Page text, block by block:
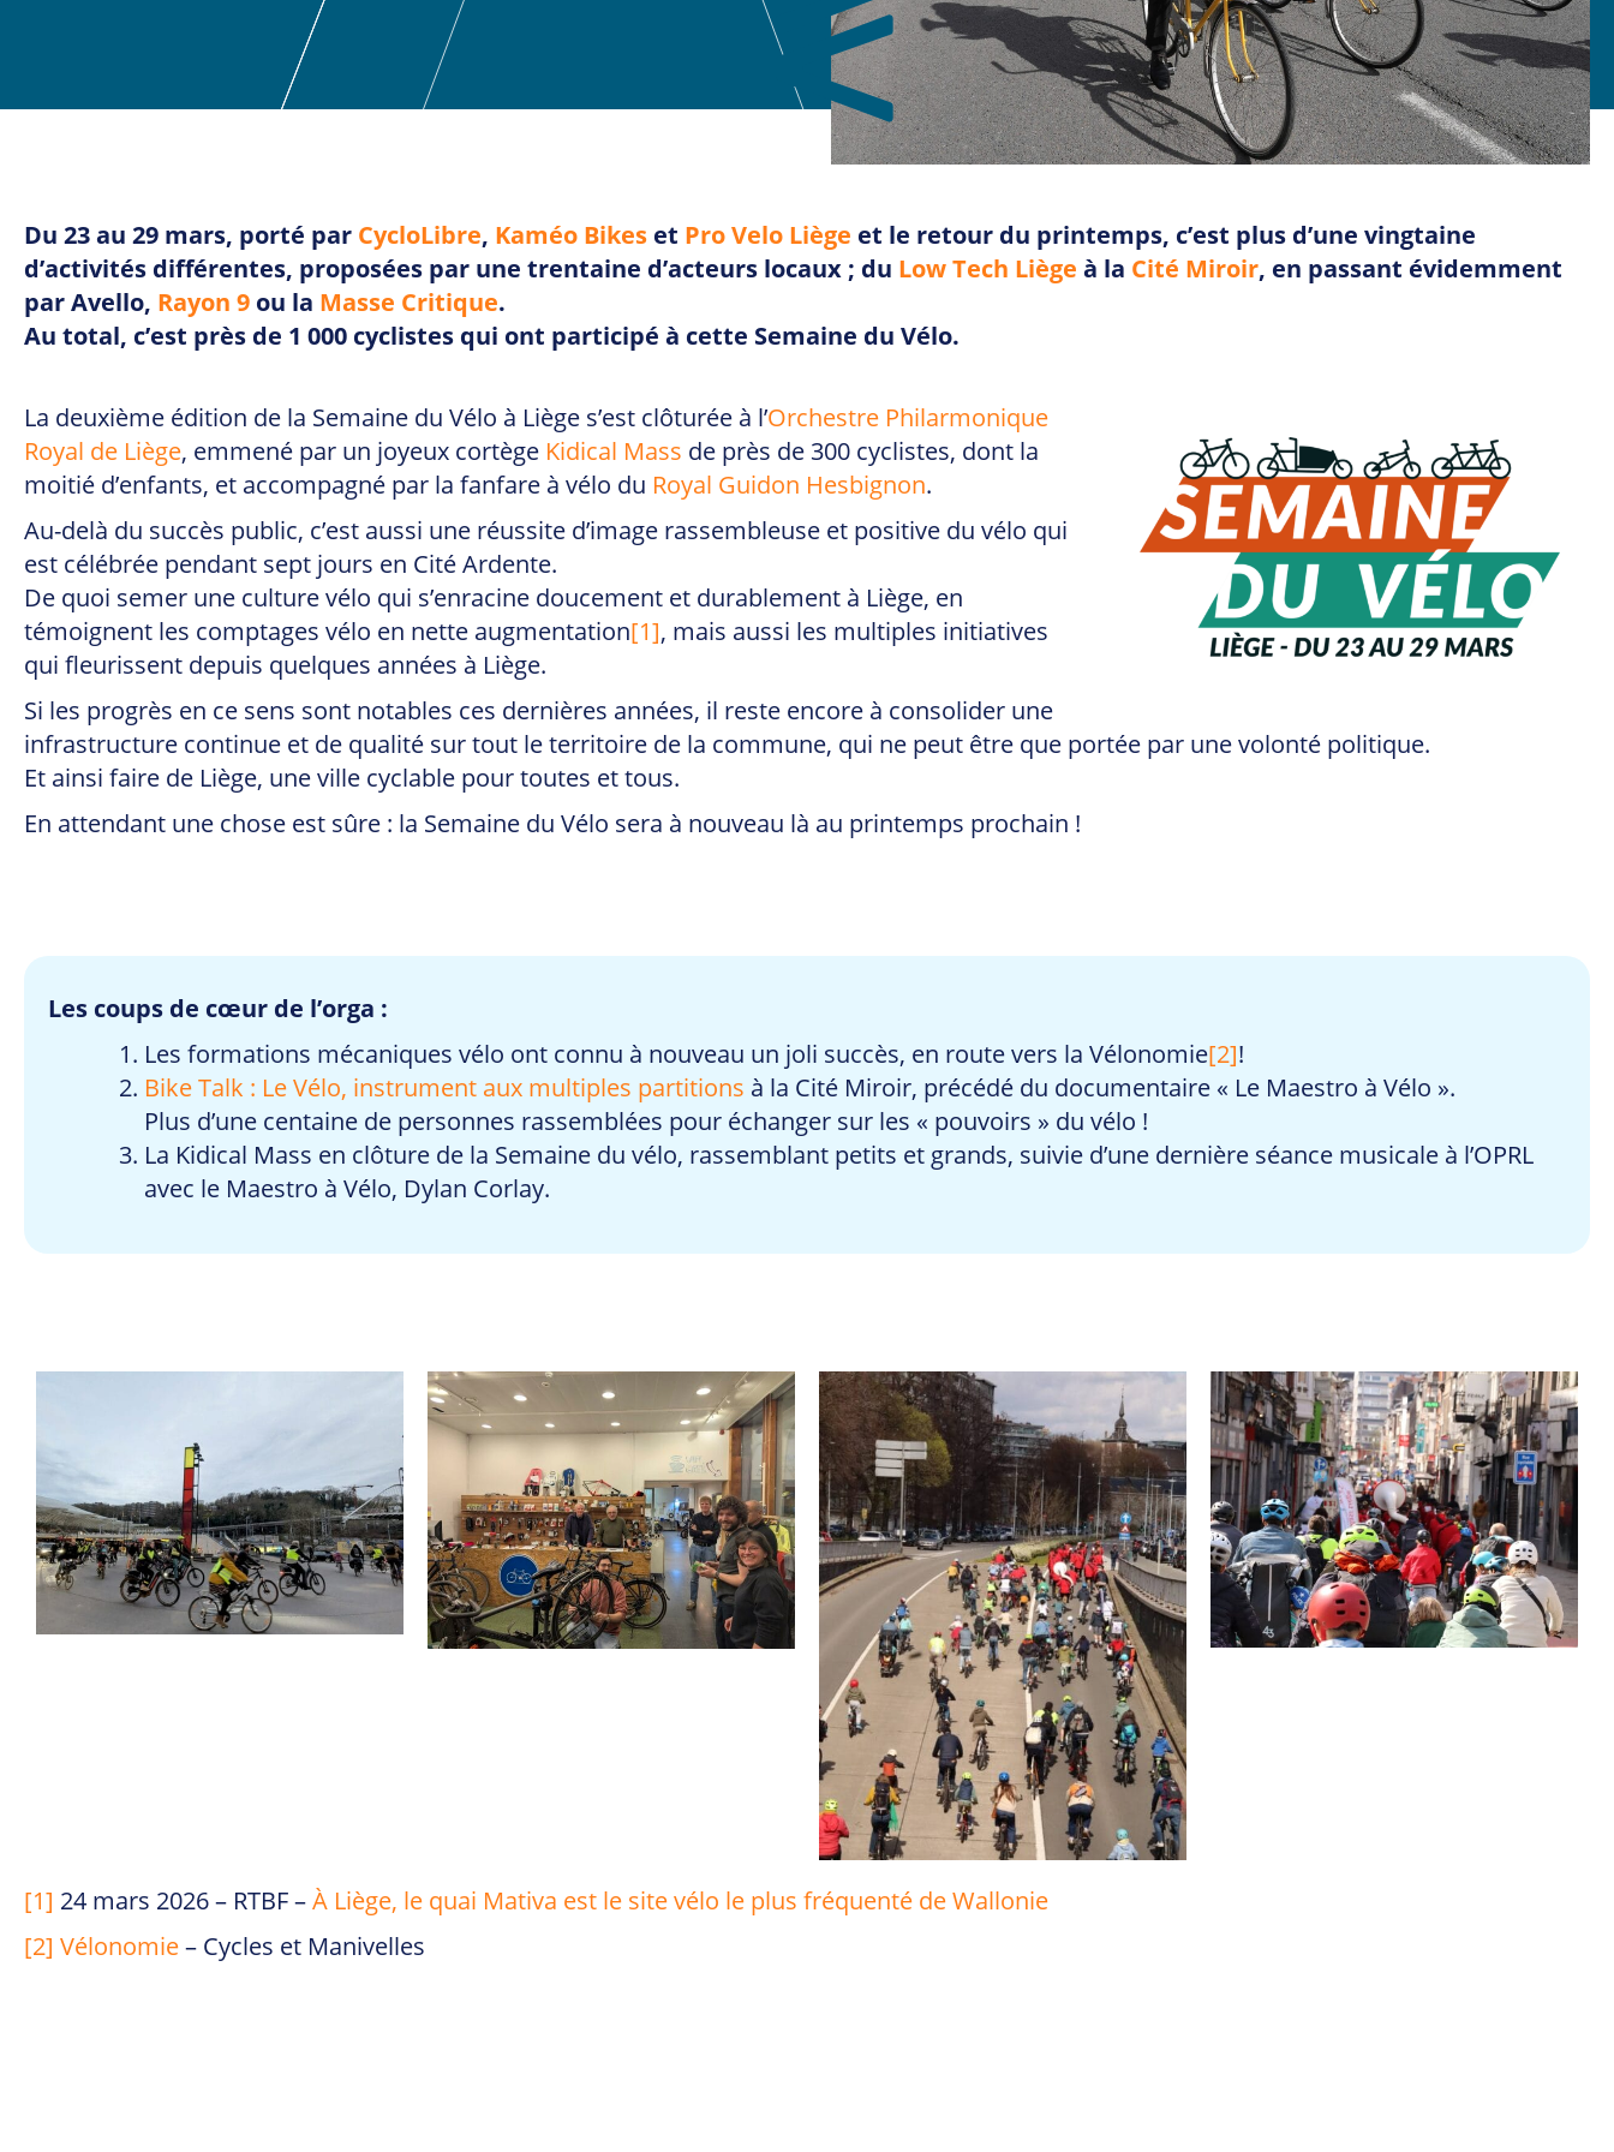
Du 23 au 29 mars, porté par CycloLibre, Kaméo Bikes et Pro Velo Liège et le retour du printemps, c’est plus d’une vingtaine
d’activités différentes, proposées par une trentaine d’acteurs locaux ; du Low Tech Liège à la Cité Miroir, en passant évidemment
par Avello, Rayon 9 ou la Masse Critique.
Au total, c’est près de 1 000 cyclistes qui ont participé à cette Semaine du Vélo.
La deuxième édition de la Semaine du Vélo à Liège s’est clôturée à l’Orchestre Philarmonique
Royal de Liège, emmené par un joyeux cortège Kidical Mass de près de 300 cyclistes, dont la
moitié d’enfants, et accompagné par la fanfare à vélo du Royal Guidon Hesbignon.
Au-delà du succès public, c’est aussi une réussite d’image rassembleuse et positive du vélo qui
est célébrée pendant sept jours en Cité Ardente.
De quoi semer une culture vélo qui s’enracine doucement et durablement à Liège, en
témoignent les comptages vélo en nette augmentation[1], mais aussi les multiples initiatives
qui fleurissent depuis quelques années à Liège.
Si les progrès en ce sens sont notables ces dernières années, il reste encore à consolider une
infrastructure continue et de qualité sur tout le territoire de la commune, qui ne peut être que portée par une volonté politique.
Et ainsi faire de Liège, une ville cyclable pour toutes et tous.
En attendant une chose est sûre : la Semaine du Vélo sera à nouveau là au printemps prochain !
Les coups de cœur de l’orga :
Les formations mécaniques vélo ont connu à nouveau un joli succès, en route vers la Vélonomie[2]!
Bike Talk : Le Vélo, instrument aux multiples partitions à la Cité Miroir, précédé du documentaire « Le Maestro à Vélo ».
Plus d’une centaine de personnes rassemblées pour échanger sur les « pouvoirs » du vélo !
La Kidical Mass en clôture de la Semaine du vélo, rassemblant petits et grands, suivie d’une dernière séance musicale à l’OPRL
avec le Maestro à Vélo, Dylan Corlay.
[1] 24 mars 2026 – RTBF –À Liège, le quai Mativa est le site vélo le plus fréquenté de Wallonie
[2] Vélonomie– Cycles et Manivelles